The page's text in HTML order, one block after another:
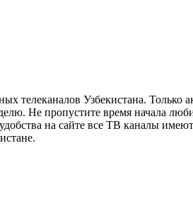
телеканалов Узбекистана.
Не пропустите время начала
на сайте все ТВ каналы